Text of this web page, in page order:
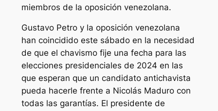
miembros de la oposición venezolana.
Gustavo Petro y la oposición venezolana
han coincidido este sábado en la necesidad
de que el chavismo fije una fecha para las
elecciones presidenciales de 2024 en las
que esperan que un candidato antichavista
pueda hacerle frente a Nicolás Maduro con
todas las garantías. El presidente de